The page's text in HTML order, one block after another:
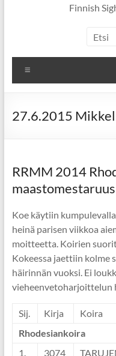
Finnish
27.6.2015
RRMM 2014
Koe käytiin
heinä parisen viikkoa
moitteetta. Koirien
Kokeessa jaettiin kolme
häirinnän vuoksi. Ei
vieheenvetoharjoittelun
Sij. Kirja Koira
Rhodesiankoira
1.
3074